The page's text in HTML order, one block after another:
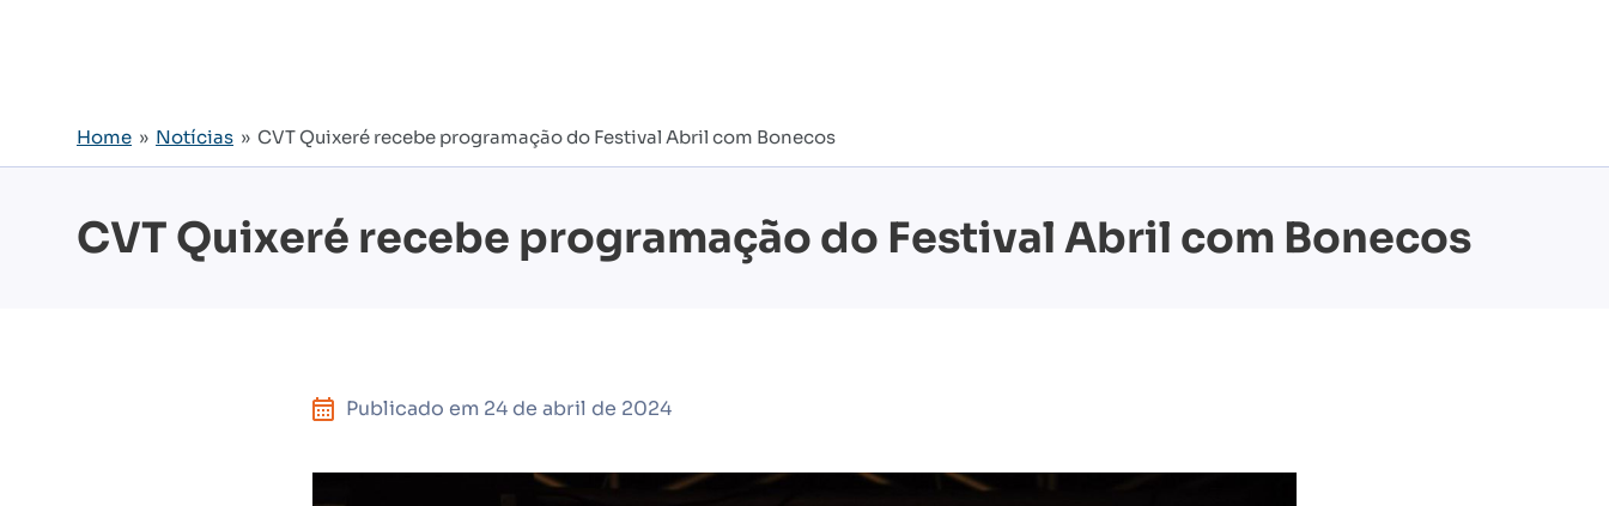
Home » Notícias » CVT Quixeré recebe programação do Festival Abril com Bonecos
CVT Quixeré recebe programação do Festival Abril com Bonecos
Publicado em 24 de abril de 2024